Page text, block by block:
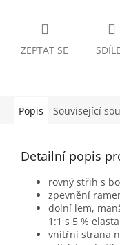
ZEPTAT SE
Popis Související
Detailní popis
rovný střih s
zpevnění
dolní lem,
1:1 s 5 %
vnitřní strana